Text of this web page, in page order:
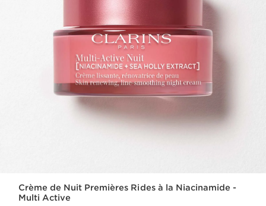
Crème de Nuit Premières Rides à la Niacinamide -
Multi Active